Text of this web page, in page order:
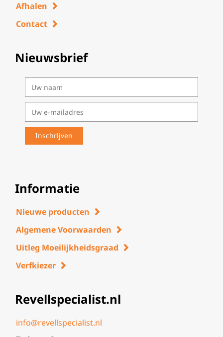
Afhalen
Contact
Nieuwsbrief
Informatie
Nieuwe producten
Algemene Voorwaarden
Uitleg Moeilijkheidsgraad
Verfkiezer
Revellspecialist.nl
info@revellspecialist.nl